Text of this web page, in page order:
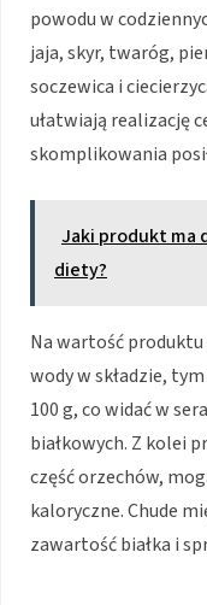
powodu w
jaja, skyr, twaróg,
soczewica i
ułatwiają realizację
skomplikowania
Jaki produkt ma
diety?
Na wartość produktu
wody w składzie,
100 g, co widać w
białkowych. Z kolei
część orzechów,
kaloryczne. Chude
zawartość białka i